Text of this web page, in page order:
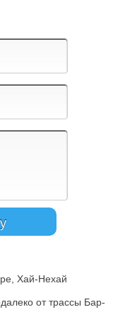
Хай-Нехай
от трассы Бар-